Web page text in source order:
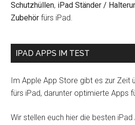
Schutzhüllen, iPad Ständer /
Zubehör fürs iPad.
IPAD APPS IM TEST
Im Apple App Store gibt es zur Zeit
fürs iPad, darunter optimierte Apps
Wir stellen euch hier die besten